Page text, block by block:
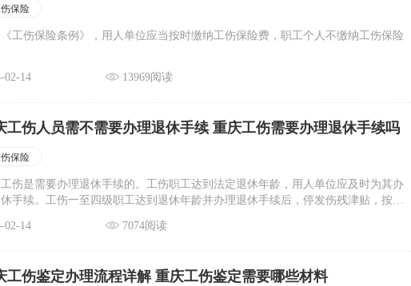
保险
工伤保险条例》，用人单位应当按时缴纳工伤保险费，职工个人不缴纳工伤保险
02-14 13969阅读
工伤人员需不需要办理退休手续 重庆工伤需要办理退休手续吗
保险
伤是需要办理退休手续的。工伤职工达到法定退休年龄，用人单位应及时为其办
手续。工伤一至四级职工达到退休年龄并办理退休手续后，停发伤残津贴，按照
足差额。
02-14 7074阅读
工伤鉴定办理流程详解 重庆工伤鉴定需要哪些材料